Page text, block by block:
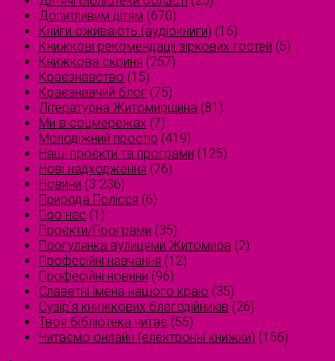
Допитливим дітям (670)
Книги оживають (аудіокниги) (16)
Книжкові рекомендації зіркових гостей (5)
Книжкова скриня (257)
Краєзнавство (15)
Краєзнавчий блог (75)
Літературна Житомирщина (81)
Ми в соцмережах (7)
Молодіжний простір (419)
Наші проєкти та програми (125)
Нові надходження (76)
Новини (3 236)
Природа Полісся (6)
Про нас (1)
Проєкти/Програми (35)
Прогулянка вулицями Житомира (2)
Професійні навчання (12)
Професійні новини (96)
Славетні імена нашого краю (35)
Сузірʼя книжкових благодійників (26)
Твоя бібліотека читає (55)
Читаємо онлайн (електронні книжки) (156)